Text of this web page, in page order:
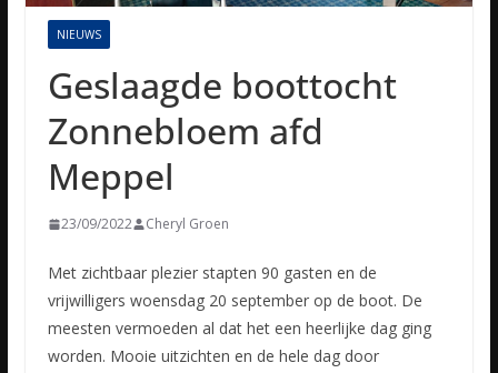
NIEUWS
Geslaagde boottocht
Zonnebloem afd
Meppel
23/09/2022 Cheryl Groen
Met zichtbaar plezier stapten 90 gasten en de
vrijwilligers woensdag 20 september op de boot. De
meesten vermoeden al dat het een heerlijke dag ging
worden. Mooie uitzichten en de hele dag door